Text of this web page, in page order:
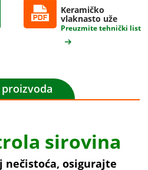
Keramičko
vlaknasto uže
Preuzmite tehnički list
sirovina
osigurajte